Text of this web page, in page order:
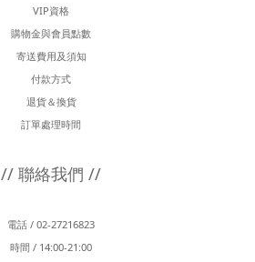
VIP資格
購物金與會員點數
寄送費用及須知
付款方式
退貨＆換貨
訂單處理時間
// 聯絡我們 //
電話 / 02-27216823
時間 / 14:00-21:00